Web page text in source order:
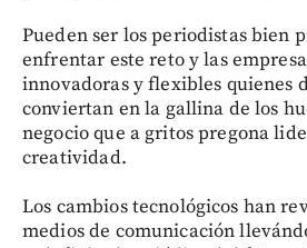
Pueden ser los periodistas bien
enfrentar este reto y las
innovadoras y flexibles quienes
conviertan en la gallina de los
negocio que a gritos pregona
creatividad.
Los cambios tecnológicos han
medios de comunicación